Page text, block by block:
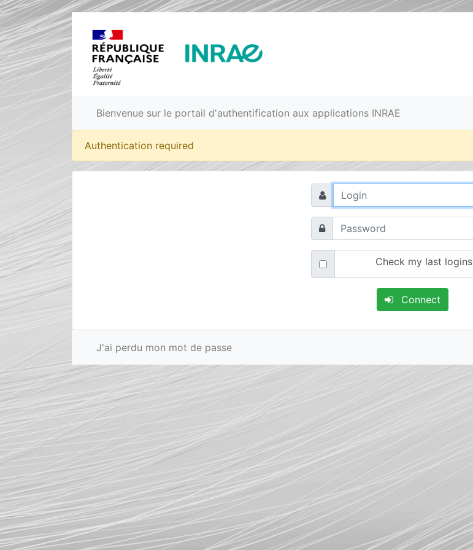
Bienvenue sur le portail d'authentification aux applications INRAE
Authentication required
Check my last logins
Connect
J'ai perdu mon mot de passe